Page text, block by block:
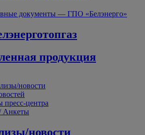
документы — ГПО «Белэнерго»
продукция
новости
пресс-центра
Анкеты
новости